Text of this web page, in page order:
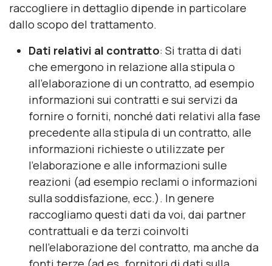
raccogliere in dettaglio dipende in particolare
dallo scopo del trattamento.
Dati relativi al contratto: Si tratta di dati
che emergono in relazione alla stipula o
all'elaborazione di un contratto, ad esempio
informazioni sui contratti e sui servizi da
fornire o forniti, nonché dati relativi alla fase
precedente alla stipula di un contratto, alle
informazioni richieste o utilizzate per
l'elaborazione e alle informazioni sulle
reazioni (ad esempio reclami o informazioni
sulla soddisfazione, ecc.). In genere
raccogliamo questi dati da voi, dai partner
contrattuali e da terzi coinvolti
nell'elaborazione del contratto, ma anche da